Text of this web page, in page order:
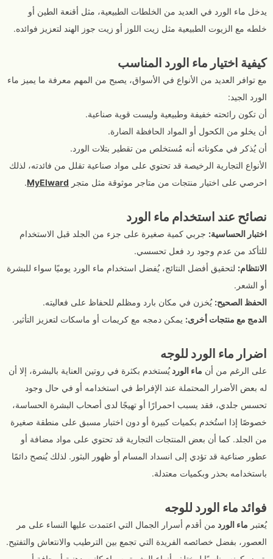
يدخل ماء الورد في العديد من الخلطات الطبيعية، مثل أقنعة الطين أو
خلطه مع الزيوت الطبيعية مثل زيت اللوز أو زيت جوز الهند لتعزيز فوائده.
كيفية اختيار ماء الورد المناسب
مع توافر العديد من الأنواع في الأسواق، يصبح من المهم معرفة ما يميز ماء
الورد الجيد:
أن تكون رائحته خفيفة وطبيعية وليست قوية صناعية.
أن يخلو من الكحول أو المواد الحافظة الضارة.
أن يُذكر في مكوناته أنه مُستخلص من تقطير بتلات الورد.
الأنواع التجارية الرخيصة قد تحتوي على مواد صناعية تقلل من فائدته، لذلك
احرصي على اختيار منتجات من متاجر موثوقة مثل متجر MyElward
.
نصائح عند استخدام ماء الورد
اختبار الحساسية: جربي كمية صغيرة على جزء من الجلد قبل الاستخدام
للتأكد من عدم وجود رد فعل تحسسي.
الانتظام: لتحقيق أفضل النتائج، يُفضل استخدام ماء الورد يوميًا سواء للبشرة
أو الشعر.
الحفظ الصحيح: يُخزن في مكان بارد ومظلم للحفاظ على فعاليته.
الدمج مع منتجات أخرى: يمكن دمجه مع كريمات أو ماسكات لتعزيز التأثير.
اضرار ماء الورد للوجه
على الرغم من أن ماء الورديُستخدم بكثرة في روتين العناية بالبشرة، إلا أن
له بعض الأضرار المحتملة عند الإفراط في استخدامه أو في حال وجود
تحسس جلدي، فقد يسبب احمرارًا أو تهيجًا لدى أصحاب البشرة الحساسة،
خصوصًا إذا استُخدم بكميات كبيرة أو دون اختبار مسبق على منطقة صغيرة
من الجلد. كما أن بعض المنتجات التجارية قد تحتوي على مواد مضافة أو
عطور صناعية قد تؤدي إلى انسداد المسام أو ظهور البثور. لذلك يُنصح دائمًا
باستخدامه بحذر وبكميات معتدلة.
فوائد ماء الورد للوجه
يُعتبر ماء الورد من أقدم أسرار الجمال التي اعتمدت عليها النساء على مر
العصور، بفضل خصائصه الفريدة التي تجمع بين الترطيب والانتعاش والتفتيح.